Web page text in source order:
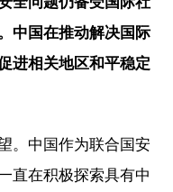
中国在推动解决国际
进相关地区和平稳定
。中国作为联合国安
直在积极探索具有中